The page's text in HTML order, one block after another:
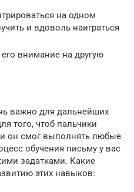
на одном
и вдоволь наиграться
внимание на другую
важно для дальнейших
того, чтоб пальчики
он смог выполнять любые
обучения письму у вас
задатками. Какие
этих навыков: